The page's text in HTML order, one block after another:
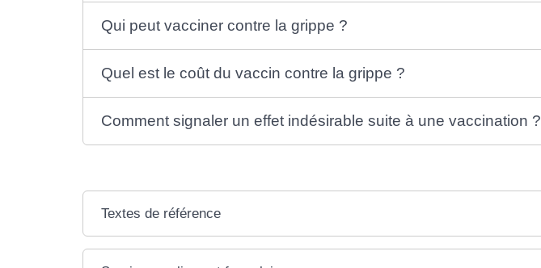
Qui peut vacciner contre la grippe ?
Quel est le coût du vaccin contre la grippe ?
Comment signaler un effet indésirable suite à une vaccination ?
Textes de référence